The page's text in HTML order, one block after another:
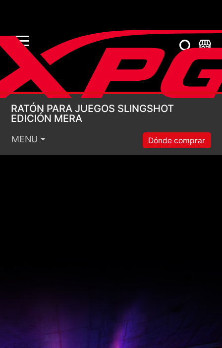
RATÓN PARA
RATÓN PARA JUEGOS SLINGSHOT
EDICIÓN MERA
MENU Dónde comprar